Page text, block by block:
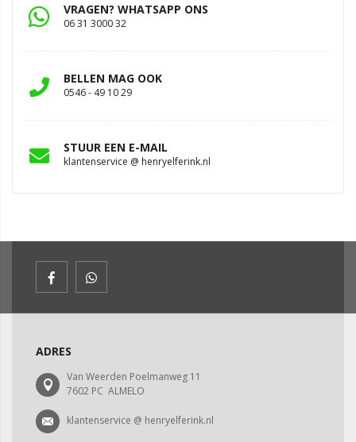
VRAGEN? WHATSAPP ONS
06 31 3000 32
BELLEN MAG OOK
0546 - 49 10 29
STUUR EEN E-MAIL
klantenservice @ henryelferink.nl
ADRES
Van Weerden Poelmanweg 11
7602 PC ALMELO
klantenservice @ henryelferink.nl